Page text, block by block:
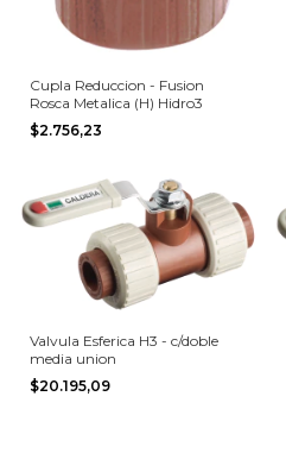
Cupla Reduccion - Fusion
Rosca Metalica (H) Hidro3
$2.756,23
Valvula Esferica H3 - c/doble
media union
$20.195,09